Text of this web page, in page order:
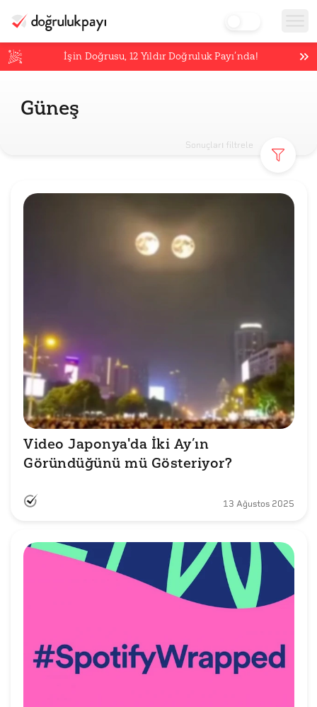
İşin Doğrusu,12 Yıldır Doğruluk Payı’nda!
Güneş
Sonuçları filtrele
Video Japonya'da İki Ay’ın
Göründüğünü mü Gösteriyor?
13 Ağustos 2025